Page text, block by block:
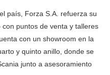
país, Forza S.A. refuerza su
puntos de venta y talleres
con un showroom en la
y quinto anillo, donde se
junto a asesoramiento